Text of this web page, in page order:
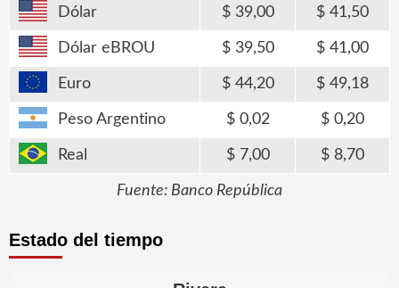
Dólar 39,00 41,50
Dólar eBROU 39,50 41,00
Euro 44,20 49,18
Peso Argentino 0,02 0,20
Real 7,00 8,70
Fuente: Banco República
Estado del tiempo